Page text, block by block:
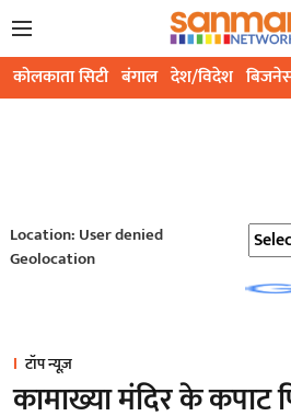
कोलकाता सिटी बंगाल देश/विदेश
Location: User denied
Geolocation
टॉप न्यूज़
कामाख्या मंदिर के